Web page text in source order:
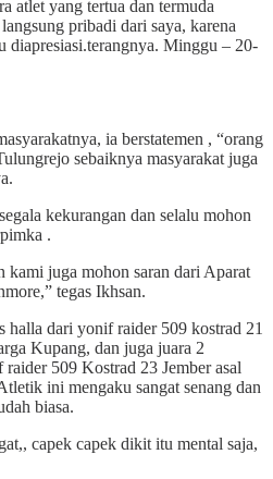
atlet yang tertua dan termuda
pribadi dari saya, karena
diapresiasi.terangnya. Minggu – 20-
ia berstatemen , “orang
sebaiknya masyarakat juga
kekurangan dan selalu mohon
.
kami juga mohon saran dari Aparat
tegas Ikhsan.
halla dari yonif raider 509 kostrad 21
Kupang, dan juga juara 2
509 Kostrad 23 Jember asal
ini mengaku sangat senang dan
biasa.
capek capek dikit itu mental saja,